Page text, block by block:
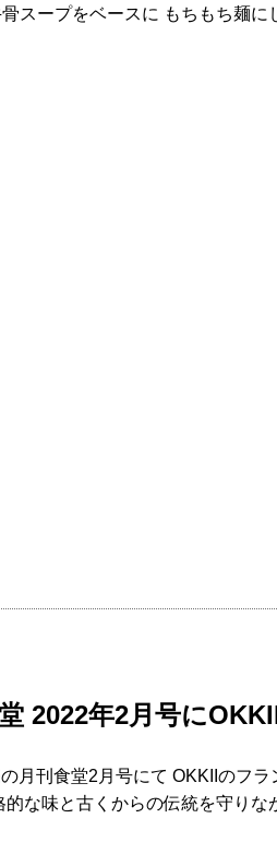
スープをベースに もちもち麺
2022年2月号に
月刊食堂2月号にて OKKIIのフ
な味と古くからの伝統を守り